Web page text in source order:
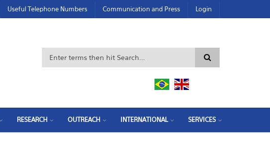
Useful Telephone Numbers Communication and Press Login
Search form
RESEARCH OUTREACH INTERNATIONAL SERVICES